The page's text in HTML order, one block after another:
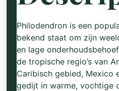
Philodendron is een
bekend staat om zijn
en lage
de tropische regio’s van
Caribisch gebied, Mexico
gedijt in warme, vochtige